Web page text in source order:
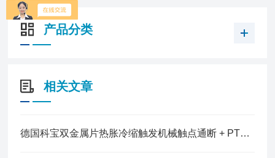
产品分类
相关文章
德国科宝双金属片热胀冷缩触发机械触点通断 + PT100/PT1000 电阻值